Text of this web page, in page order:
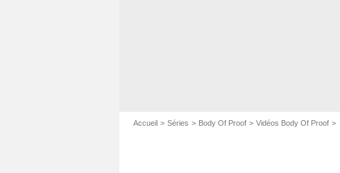
Accueil Séries Body Of Proof Vidéos Body Of Proof